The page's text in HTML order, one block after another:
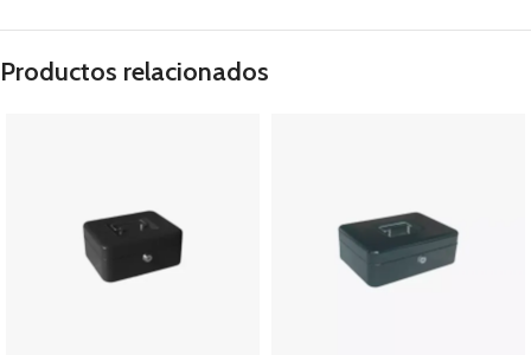
Productos relacionados